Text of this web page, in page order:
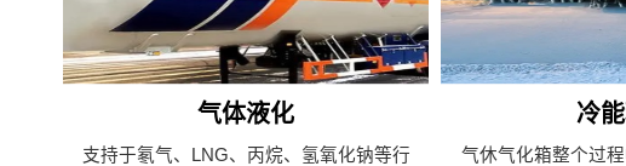
气体液化
支持于氡气、LNG、丙烷、氢氧化钠等行
冷
气休气化箱整个过